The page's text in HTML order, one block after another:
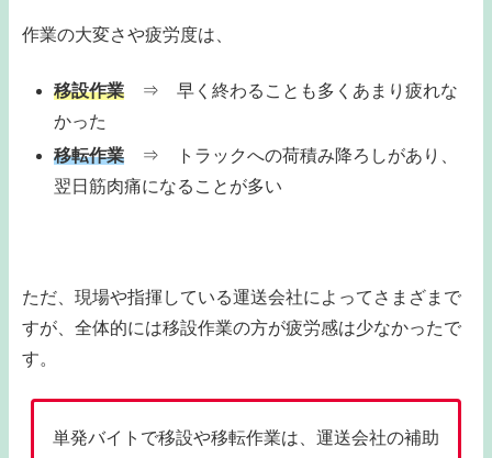
作業の大変さや疲労度は、
移設作業 ⇒ 早く終わることも多くあまり疲れな
かった
移転作業 ⇒ トラックへの荷積み降ろしがあり、
翌日筋肉痛になることが多い
ただ、現場や指揮している運送会社によってさまざまで
すが、全体的には移設作業の方が疲労感は少なかったで
す。
単発バイトで移設や移転作業は、運送会社の補助